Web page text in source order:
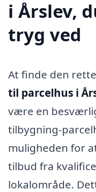
i Årslev,
tryg ved
At finde den
til parcelhus i
være en
tilbygning-
muligheden for
tilbud fra
lokalområde.